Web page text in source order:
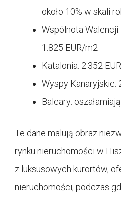
około 10% w skali
Wspólnota
1.825 EUR/m2
Katalonia: 2.352
Wyspy Kanaryjskie:
Baleary:
Te dane malują obraz
rynku nieruchomości w
z luksusowych kurortów,
nieruchomości, podczas